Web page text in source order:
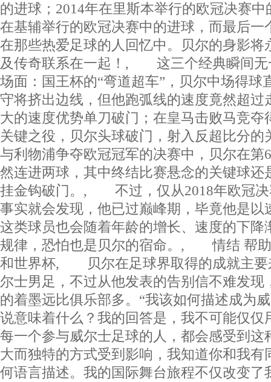
的进球；2014年在里斯本举行的欧冠决赛中
在基辅举行的欧冠决赛中的进球，而最后一
在那些热爱足球的人回忆中。贝尔的身影将
及传奇联系在一起！, 这三个经典瞬间无
场面：国王杯的“弯道超车”，贝尔中场得球
守将挤出边线，但他跑弧线的速度竟然超过
大的速度优势单刀破门；在皇马击败马竞夺
关键之役，贝尔头球破门，射入反超比分的
与利物浦争夺欧冠冠军的决赛中，贝尔在第
然连进两球，其中终结比赛悬念的关键球还
挂金钩破门。, 不过，仅从2018年欧冠决
事实就会发现，他已过巅峰期，毕竟他是以
这类球员也会随着年龄的增长、速度的下降
规律，恐怕也是贝尔的宿命。, 情结 帮助
和世界杯, 贝尔在足球界取得的成就主要
尔士男足，不过从他发表的告别信不难发现
的着墨远比俱乐部多。“我该如何描述成为
说意味着什么？我的回答是，我不可能仅仅
每一个参与威尔士足球的人，都会感受到这
大而独特的方式受到影响，我知道你和我有
何语言描述。我的国际舞台旅程不仅改变了